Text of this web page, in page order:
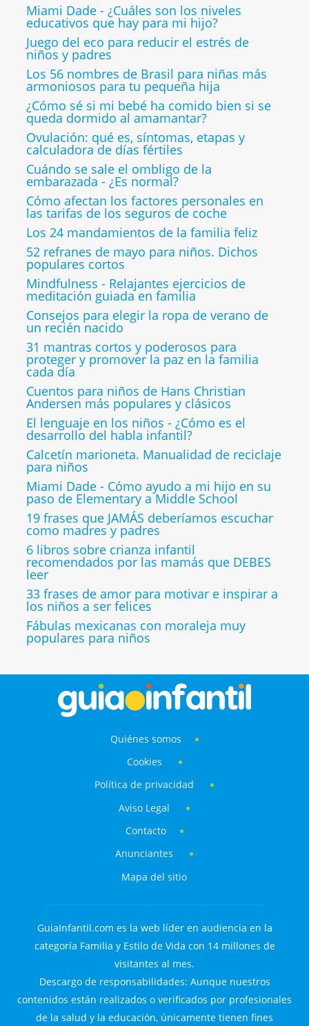
Miami Dade - ¿Cuáles son los niveles
educativos que hay para mi hijo?
Juego del eco para reducir el estrés de
niños y padres
Los 56 nombres de Brasil para niñas más
armoniosos para tu pequeña hija
¿Cómo sé si mi bebé ha comido bien si se
queda dormido al amamantar?
Ovulación: qué es, síntomas, etapas y
calculadora de días fértiles
Cuándo se sale el ombligo de la
embarazada - ¿Es normal?
Cómo afectan los factores personales en
las tarifas de los seguros de coche
Los 24 mandamientos de la familia feliz
52 refranes de mayo para niños. Dichos
populares cortos
Mindfulness - Relajantes ejercicios de
meditación guiada en familia
Consejos para elegir la ropa de verano de
un recién nacido
31 mantras cortos y poderosos para
proteger y promover la paz en la familia
cada día
Cuentos para niños de Hans Christian
Andersen más populares y clásicos
El lenguaje en los niños - ¿Cómo es el
desarrollo del habla infantil?
Calcetín marioneta. Manualidad de reciclaje
para niños
Miami Dade - Cómo ayudo a mi hijo en su
paso de Elementary a Middle School
19 frases que JAMÁS deberíamos escuchar
como madres y padres
6 libros sobre crianza infantil
recomendados por las mamás que DEBES
leer
33 frases de amor para motivar e inspirar a
los niños a ser felices
Fábulas mexicanas con moraleja muy
populares para niños
Quiénes somos
Cookies
Política de privacidad
Aviso Legal
Contacto
Anunciantes
Mapa del sitio
GuiaInfantil.com es la web líder en audiencia en la
categoría Familia y Estilo de Vida con 14 millones de
visitantes al mes.
Descargo de responsabilidades: Aunque nuestros
contenidos están realizados o verificados por profesionales
de la salud y la educación, únicamente tienen fines